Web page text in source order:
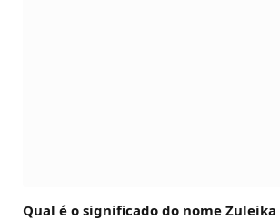
Qual é o significado do nome Zuleika